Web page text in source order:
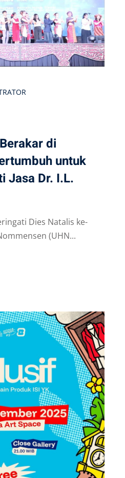
di
untuk
Jasa Dr. I.L.
Dies Natalis ke-
(UHN...